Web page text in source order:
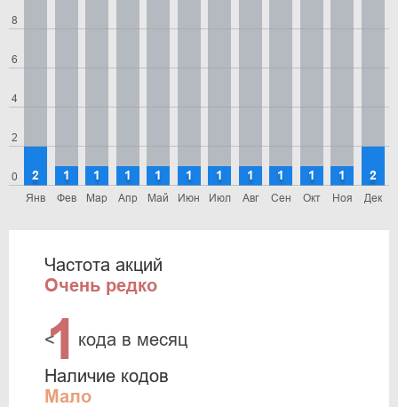
0
2
4
6
8
Янв
2
Фев
1
Мар
1
Апр
1
Май
1
Июн
1
Июл
1
Авг
1
Сен
1
Окт
1
Ноя
1
Дек
2
Частота акций
Очень редко
<
1 кода в месяц
Наличие кодов
Мало